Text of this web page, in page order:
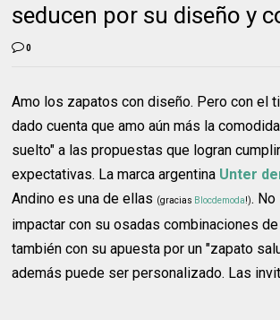
seducen por su diseño y
0
Amo los zapatos con diseño. Pero con el
dado cuenta que amo aún más la
suelto" a las propuestas que logran
expectativas. La marca argentina Unter
Andino es una de ellas (gracias Blocdemoda!).
impactar con su osadas combinaciones
también con su apuesta por un "zapato
además puede ser personalizado. Las